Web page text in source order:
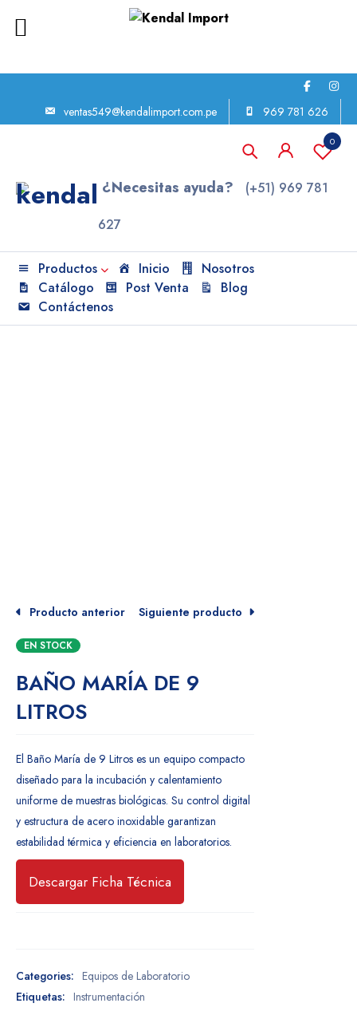
ventas549@kendalimport.com.pe 969 781 626
0
¿Necesitas ayuda?
(+51) 969 781
627
Productos Inicio
Nosotros
Catálogo
Post Venta
Blog
Contáctenos
Producto anterior Siguiente producto
EN STOCK
BAÑO MARÍA DE 9
LITROS
El Baño María de 9 Litros es un equipo compacto
diseñado para la incubación y calentamiento
uniforme de muestras biológicas. Su control digital
y estructura de acero inoxidable garantizan
estabilidad térmica y eficiencia en laboratorios.
Descargar Ficha Técnica
Categories: Equipos de Laboratorio
Etiquetas: Instrumentación